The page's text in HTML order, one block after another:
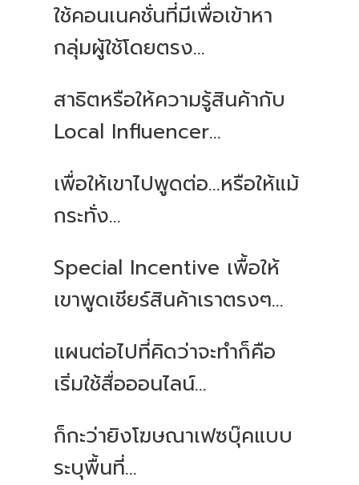
ใช้คอนเนคชั่นที่มีเพื่อเข้าหา
กลุ่มผู้ใช้โดยตรง...
สาธิตหรือให้ความรู้สินค้ากับ
Local Influencer...
เพื่อให้เขาไปพูดต่อ...หรือให้แม้
กระทั่ง...
Special Incentive เพื้อให้
เขาพูดเชียร์สินค้าเราตรงๆ...
แผนต่อไปที่คิดว่าจะทำก็คือ
เริ่มใช้สื่อออนไลน์...
ก็กะว่ายิงโฆษณาเฟซบุ๊คแบบ
ระบุพื้นที่...